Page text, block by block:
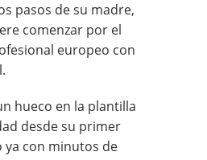
pasos de su madre,
comenzar por el
europeo con
hueco en la plantilla
desde su primer
ya con minutos de